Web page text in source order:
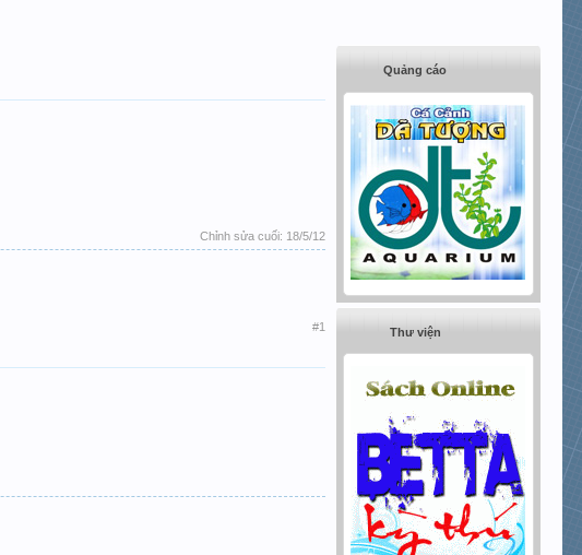
Chỉnh sửa cuối: 18/5/12
#1
Quảng cáo
Thư viện